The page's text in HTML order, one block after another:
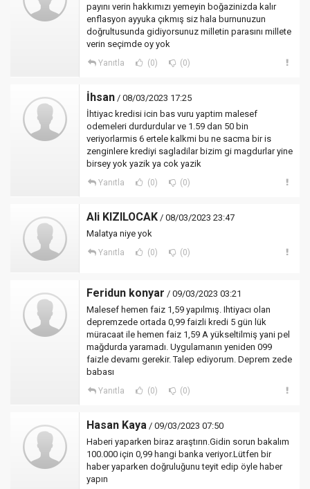
payını verin hakkımızı yemeyin boğazinizda kalır
enflasyon ayyuka çıkmış siz hala burnunuzun
doğrultusunda gidiyorsunuz milletin parasını millete
verin seçimde oy yok
Yanıtla (0) (0)
İhsan / 08/03/2023 17:25
İhtiyac kredisi icin bas vuru yaptim malesef
odemeleri durdurdular ve 1.59 dan 50 bin
veriyorlarmis 6 ertele kalkmi bu ne sacma bir is
zenginlere krediyi sagladilar bizim gi magdurlar yine
birsey yok yazik ya cok yazik
Yanıtla (0) (0)
Ali KIZILOCAK / 08/03/2023 23:47
Malatya niye yok
Yanıtla (0) (0)
Feridun konyar / 09/03/2023 03:21
Malesef hemen faiz 1,59 yapılmış. Ihtiyacı olan
depremzede ortada 0,99 faizli kredi 5 gün lük
müracaat ile hemen faiz 1,59 A yükseltilmiş yani pel
mağdurda yaramadı. Uygulamanın yeniden 099
faizle devamı gerekir. Talep ediyorum. Deprem zede
babası
Yanıtla (0) (0)
Hasan Kaya / 09/03/2023 07:50
Haberi yaparken biraz araştırın.Gidin sorun bakalım
100.000 için 0,99 hangi banka veriyor.Lütfen bir
haber yaparken doğruluğunu teyit edip öyle haber
yapın